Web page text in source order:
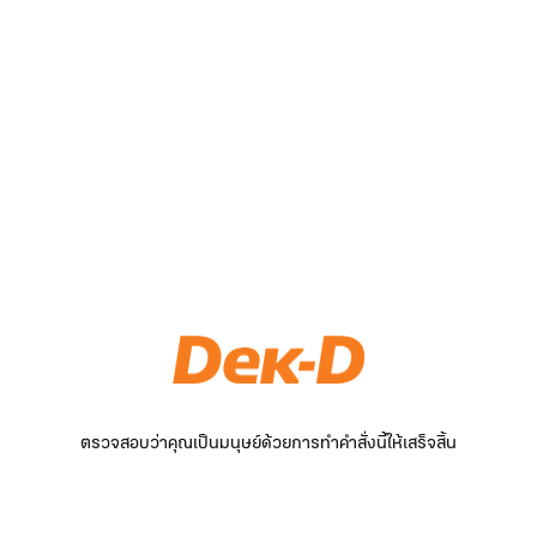
ตรวจสอบว่าคุณเป็นมนุษย์ด้วยการทำคำสั่งนี้ให้เสร็จสิ้น